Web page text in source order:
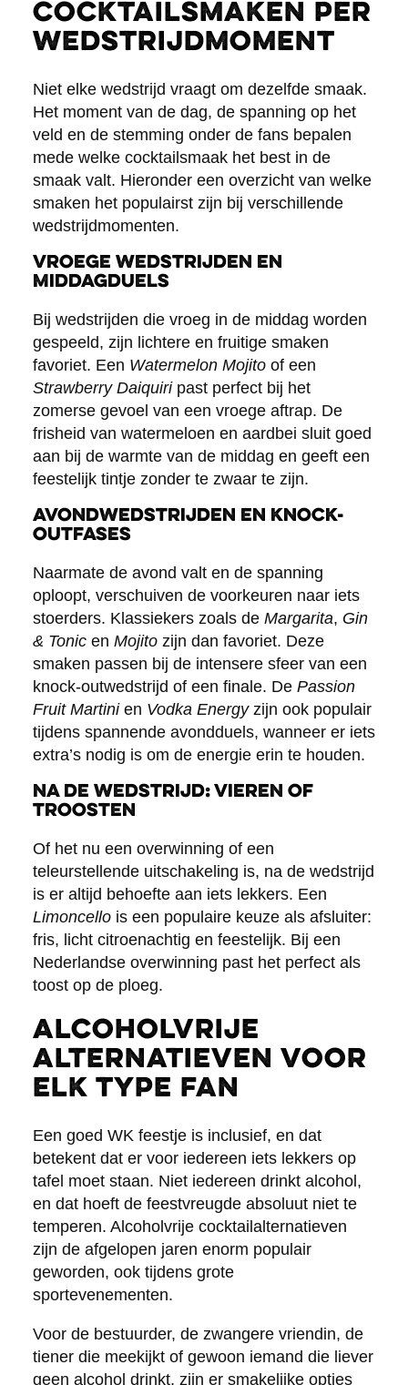
cocktailsmaken per
wedstrijdmoment
Niet elke wedstrijd vraagt om dezelfde smaak.
Het moment van de dag, de spanning op het
veld en de stemming onder de fans bepalen
mede welke cocktailsmaak het best in de
smaak valt. Hieronder een overzicht van welke
smaken het populairst zijn bij verschillende
wedstrijdmomenten.
Vroege wedstrijden en
middagduels
Bij wedstrijden die vroeg in de middag worden
gespeeld, zijn lichtere en fruitige smaken
favoriet. Een Watermelon Mojitoof een
Strawberry Daiquiripast perfect bij het
zomerse gevoel van een vroege aftrap. De
frisheid van watermeloen en aardbei sluit goed
aan bij de warmte van de middag en geeft een
feestelijk tintje zonder te zwaar te zijn.
Avondwedstrijden en knock-
outfases
Naarmate de avond valt en de spanning
oploopt, verschuiven de voorkeuren naar iets
stoerders. Klassiekers zoals de Margarita, Gin
& Tonicen Mojitozijn dan favoriet. Deze
smaken passen bij de intensere sfeer van een
knock-outwedstrijd of een finale. De Passion
Fruit Martinien Vodka Energyzijn ook populair
tijdens spannende avondduels, wanneer er iets
extra’s nodig is om de energie erin te houden.
Na de wedstrijd: vieren of
troosten
Of het nu een overwinning of een
teleurstellende uitschakeling is, na de wedstrijd
is er altijd behoefte aan iets lekkers. Een
Limoncellois een populaire keuze als afsluiter:
fris, licht citroenachtig en feestelijk. Bij een
Nederlandse overwinning past het perfect als
toost op de ploeg.
Alcoholvrije
alternatieven voor
elk type fan
Een goed WK feestje is inclusief, en dat
betekent dat er voor iedereen iets lekkers op
tafel moet staan. Niet iedereen drinkt alcohol,
en dat hoeft de feestvreugde absoluut niet te
temperen. Alcoholvrije cocktailalternatieven
zijn de afgelopen jaren enorm populair
geworden, ook tijdens grote
sportevenementen.
Voor de bestuurder, de zwangere vriendin, de
tiener die meekijkt of gewoon iemand die liever
geen alcohol drinkt, zijn er smakelijke opties